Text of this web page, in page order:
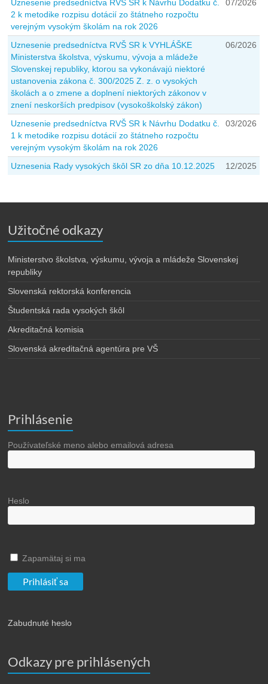
Uznesenie predsedníctva RVŠ SR k Návrhu Dodatku č.
2 k metodike rozpisu dotácií zo štátneho rozpočtu
verejným vysokým školám na rok 2026
07/2026
Uznesenie predsedníctva RVŠ SR k VYHLÁŠKE
Ministerstva školstva, výskumu, vývoja a mládeže
Slovenskej republiky, ktorou sa vykonávajú niektoré
ustanovenia zákona č. 300/2025 Z. z. o vysokých
školách a o zmene a doplnení niektorých zákonov v
znení neskorších predpisov (vysokoškolský zákon)
06/2026
Uznesenie predsedníctva RVŠ SR k Návrhu Dodatku č.
1 k metodike rozpisu dotácií zo štátneho rozpočtu
verejným vysokým školám na rok 2026
03/2026
Uznesenia Rady vysokých škôl SR zo dňa 10.12.2025 12/2025
Užitočné odkazy
Ministerstvo školstva, výskumu, vývoja a mládeže Slovenskej
republiky
Slovenská rektorská konferencia
Študentská rada vysokých škôl
Akreditačná komisia
Slovenská akreditačná agentúra pre VŠ
Prihlásenie
Používateľské meno alebo emailová adresa
Heslo
Zapamätaj si ma
Zabudnuté heslo
Odkazy pre prihlásených